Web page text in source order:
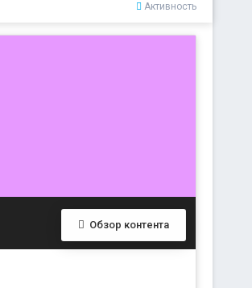
Активность
Обзор контента